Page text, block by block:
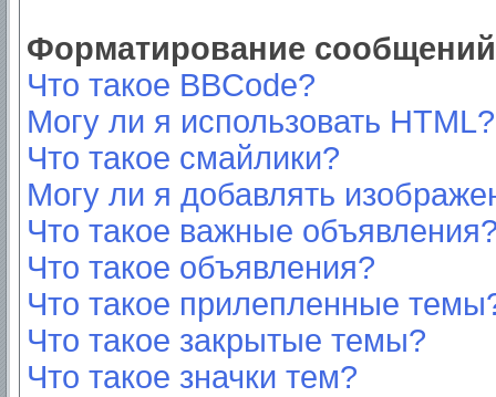
Форматирование
Что такое BBCode?
Могу ли я использовать HTML?
Что такое смайлики?
Могу ли я добавлять
Что такое важные
Что такое объявления?
Что такое прилепленные
Что такое закрытые темы?
Что такое значки тем?